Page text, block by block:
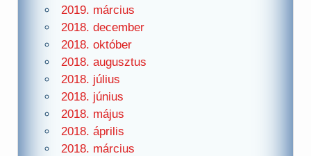
2019. március
2018. december
2018. október
2018. augusztus
2018. július
2018. június
2018. május
2018. április
2018. március